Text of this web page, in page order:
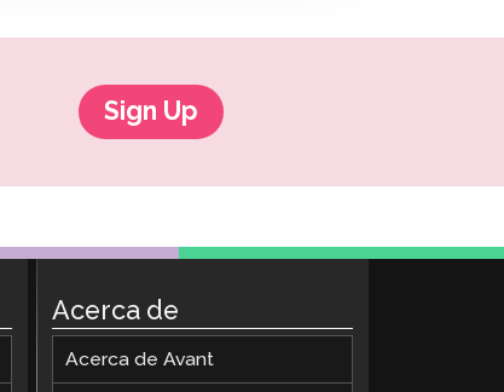
STAMP Gestión de Grupos
Sign Up
Acerca de
Acerca de Avant